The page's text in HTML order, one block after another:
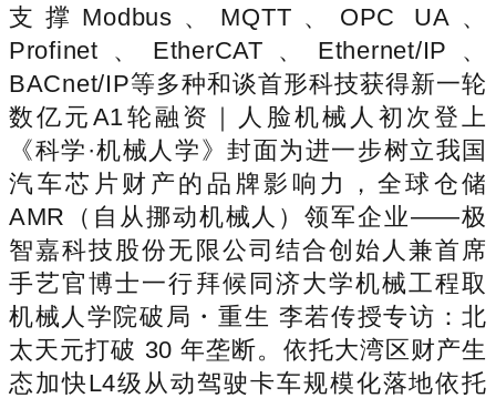
支撑Modbus、MQTT、OPC UA、
Profinet、EtherCAT、Ethernet/IP、
BACnet/IP等多种和谈首形科技获得新一轮
数亿元A1轮融资｜人脸机械人初次登上
《科学·机械人学》封面为进一步树立我国
汽车芯片财产的品牌影响力，全球仓储
AMR（自从挪动机械人）领军企业——极
智嘉科技股份无限公司结合创始人兼首席
手艺官博士一行拜候同济大学机械工程取
机械人学院破局・重生 李若传授专访：北
太天元打破 30 年垄断。依托大湾区财产生
态加快L4级从动驾驶卡车规模化落地依托